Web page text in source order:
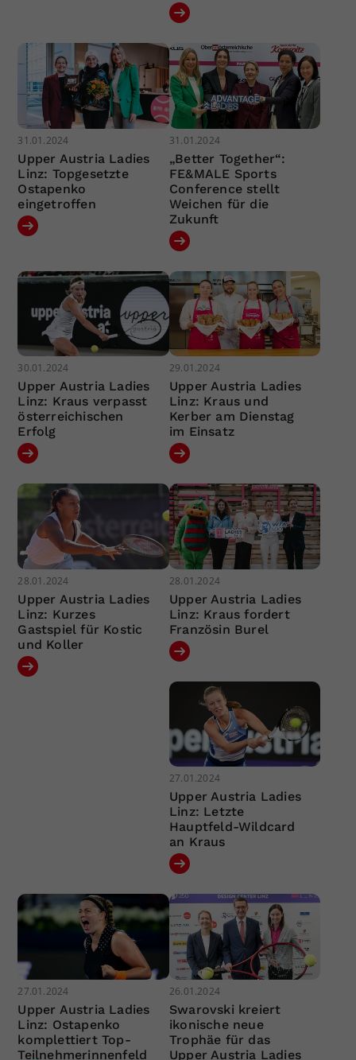
31.01.2024
Upper Austria Ladies
Linz: Topgesetzte
Ostapenko
eingetroffen
31.01.2024
„Better Together“:
FE&MALE Sports
Conference stellt
Weichen für die
Zukunft
30.01.2024
Upper Austria Ladies
Linz: Kraus verpasst
österreichischen
Erfolg
29.01.2024
Upper Austria Ladies
Linz: Kraus und
Kerber am Dienstag
im Einsatz
28.01.2024
Upper Austria Ladies
Linz: Kurzes
Gastspiel für Kostic
und Koller
28.01.2024
Upper Austria Ladies
Linz: Kraus fordert
Französin Burel
27.01.2024
Upper Austria Ladies
Linz: Letzte
Hauptfeld-Wildcard
an Kraus
27.01.2024
Upper Austria Ladies
Linz: Ostapenko
komplettiert Top-
Teilnehmerinnenfeld
26.01.2024
Swarovski kreiert
ikonische neue
Trophäe für das
Upper Austria Ladies